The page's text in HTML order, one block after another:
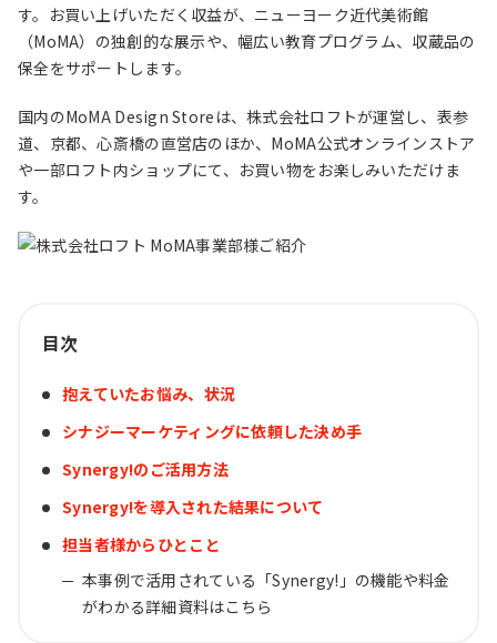
す。お買い上げいただく収益が、ニューヨーク近代美術館
（MoMA）の独創的な展示や、幅広い教育プログラム、収蔵品の
保全をサポートします。
国内のMoMA Design Storeは、株式会社ロフトが運営し、表参
道、京都、心斎橋の直営店のほか、MoMA公式オンラインストア
や一部ロフト内ショップにて、お買い物をお楽しみいただけま
す。
目次
抱えていたお悩み、状況
シナジーマーケティングに依頼した決め手
Synergy!のご活用方法
Synergy!を導入された結果について
担当者様からひとこと
本事例で活用されている「Synergy!」の機能や料金
がわかる詳細資料はこちら